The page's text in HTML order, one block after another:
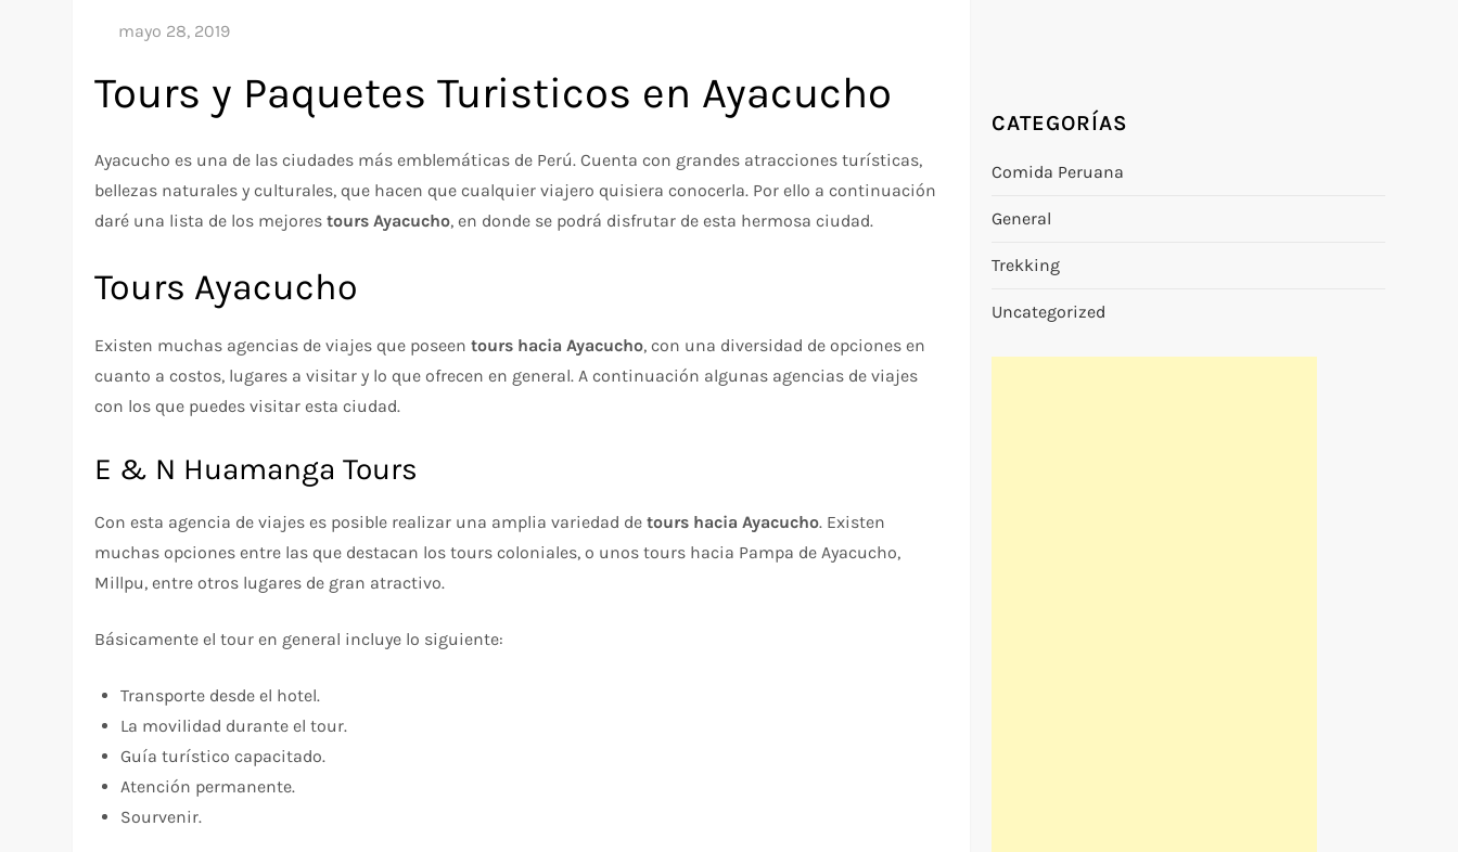
Tours y Paquetes Turisticos en Ayacucho
Ayacucho es una de las ciudades más emblemáticas de Perú. Cuenta con grandes atracciones turísticas,
bellezas naturales y culturales, que hacen que cualquier viajero quisiera conocerla. Por ello a continuación
daré una lista de los mejorestours Ayacucho, en donde se podrá disfrutar de esta hermosa ciudad.
Tours Ayacucho
Existen muchas agencias de viajes que poseentours hacia Ayacucho, con una diversidad de opciones en
cuanto a costos, lugares a visitar y lo que ofrecen en general. A continuación algunas agencias de viajes
con los que puedes visitar esta ciudad.
E & N Huamanga Tours
Con esta agencia de viajes es posible realizar una amplia variedad de tours hacia Ayacucho. Existen
muchas opciones entre las que destacan los tours coloniales, o unos tours hacia Pampa de Ayacucho,
Millpu, entre otros lugares de gran atractivo.
Básicamente el tour en general incluye lo siguiente:
Transporte desde el hotel.
La movilidad durante el tour.
Guía turístico capacitado.
Atención permanente.
Sourvenir.
CATEGORÍAS
Comida Peruana
General
Trekking
Uncategorized